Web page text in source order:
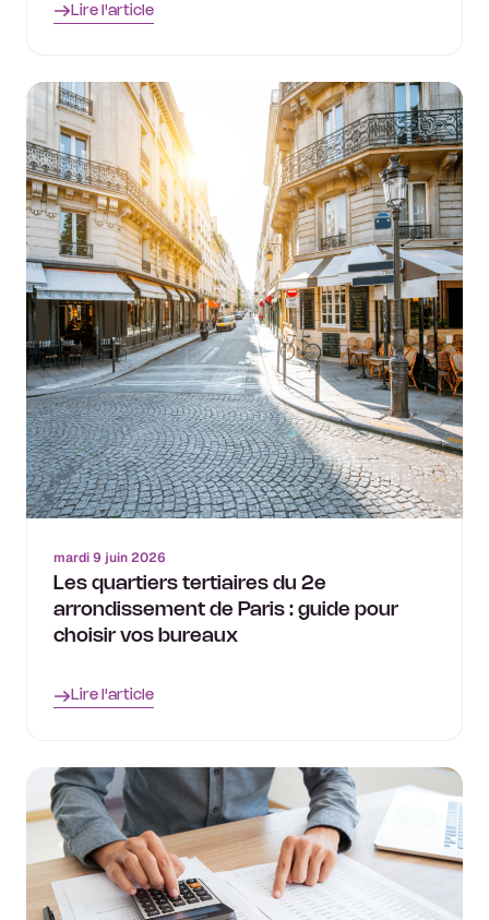
Lire l'article
mardi 9 juin 2026
Les quartiers tertiaires du 2e
arrondissement de Paris : guide pour
choisir vos bureaux
Lire l'article